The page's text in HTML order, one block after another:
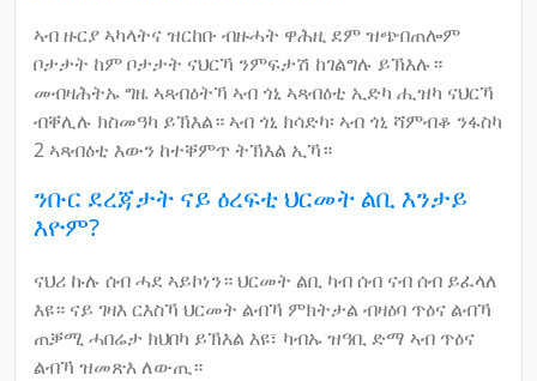
ኣብ ዙርያ ኣካላትና ዝርከቡ ብዙሓት ዋሕዚ ደም ዝጭበጠሎም
ቦታታት ከም ቦታታት ናህርኻ ንምፍታሽ ከገልግሉ ይኽእሉ።
መብዛሕትኡ ግዜ ኣጻብዕትኻ ኣብ ጎኒ ኣጻብዕቲ ኢድካ ሒዝካ ናህርኻ
ብቐሊሉ ክስመዓካ ይኽእል። ኣብ ጎኒ ክሳድካ፡ ኣብ ጎኒ ሻምብቆ ንፋስካ
2 ኣጻብዕቲ እውን ከተቐምጥ ትኽእል ኢኻ።
ንቡር ደረጃታት ናይ ዕረፍቲ ህርመት ልቢ እንታይ
እዮም?
ናህሪ ኩሉ ሰብ ሓደ ኣይኮነን። ህርመት ልቢ ካብ ሰብ ናብ ሰብ ይፈላለ
እዩ። ናይ ገዛእ ርእስኻ ህርመት ልብኻ ምክትታል ብዛዕባ ጥዕና ልብኻ
ጠቓሚ ሓበሬታ ክህበካ ይኽእል እዩ፣ ካብኡ ዝዓቢ ድማ ኣብ ጥዕና
ልብኻ ዝመጽእ ለውጢ።